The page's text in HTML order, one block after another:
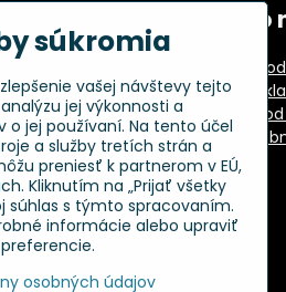
s.r.o.
s.r.o.
Všetko
Obchodné
Postup pri
Odstúpenie
Ochrana
GPSR
súkromia
vašej návštevy tejto
jej výkonnosti a
o jej používaní. Na tento účel
a služby tretích strán a
preniesť k partnerom v EÚ,
Kliknutím na „Prijať všetky
súhlas s týmto spracovaním.
informácie alebo upraviť
osobných údajov